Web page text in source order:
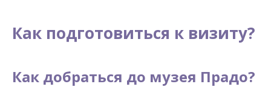
Как подготовиться к визиту?
Как добраться до музея Прадо?